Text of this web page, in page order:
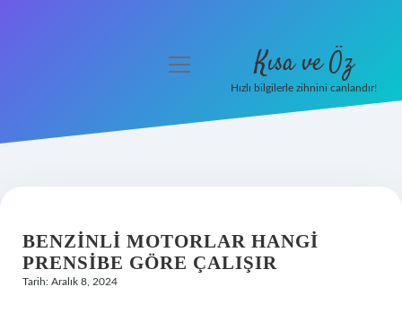
Hakkımızda
menüyü
Kısa ve Öz
Hızlı bilgilerle zihnini canlandır!
BENZINLI MOTORLAR HANGI
PRENSIBE GÖRE ÇALIŞIR
Tarih: Aralık 8, 2024